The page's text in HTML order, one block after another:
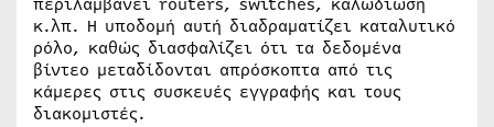
κ.λπ. Η υποδομή αυτή διαδραματίζει καταλυτικό
ρόλο, καθώς διασφαλίζει ότι τα δεδομένα
βίντεο μεταδίδονται απρόσκοπτα από τις
κάμερες στις συσκευές εγγραφής και τους
διακομιστές.